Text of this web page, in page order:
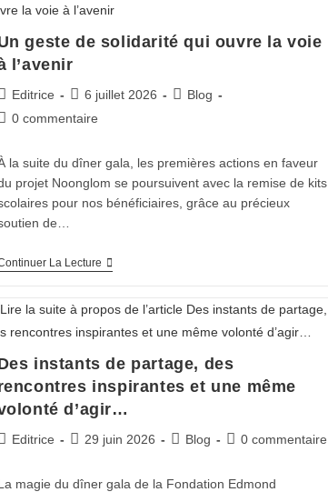
geste de solidarité qui ouvre la voie
l’avenir
Editrice 6 juillet 2026
Blog
0 commentaire
la suite du dîner gala, les premières actions en faveur
projet Noonglom se poursuivent avec la remise de kits
pour nos bénéficiaires, grâce au précieux
de…
La Lecture
instants de partage, des
inspirantes et une même
d’agir…
Editrice 29 juin 2026 Blog 0 commentaire
magie du dîner gala de la Fondation Edmond